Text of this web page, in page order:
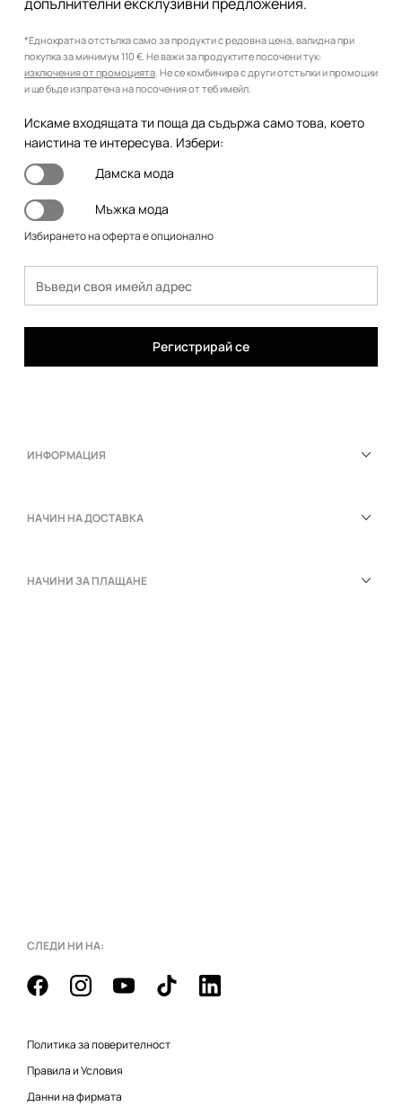
*Еднократна отстъпка само за продукти с редовна цена, валидна при
покупка за минимум 110 €. Не важи за продуктите посочени тук:
изключения от промоцията. Не се комбинира с други отстъпки и промоции
и ще бъде изпратена на посочения от теб имейл.
Искаме входящата ти поща да съдържа само това, което
наистина те интересува. Избери:
Дамска мода
Мъжка мода
Избирането на оферта е опционално
Регистрирай се
ИНФОРМАЦИЯ
НАЧИН НА ДОСТАВКА
НАЧИНИ ЗА ПЛАЩАНЕ
СЛЕДИ НИ НА:
Политика за поверителност
Правила и Условия
Данни на фирмата